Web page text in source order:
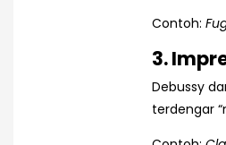
Contoh:
3.
Debussy
terdengar